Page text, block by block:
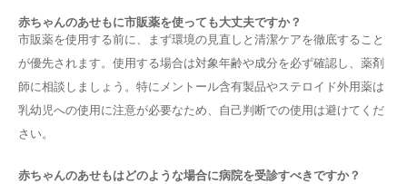
赤ちゃんのあせもに市販薬を使っても大丈夫ですか？
市販薬を使用する前に、まず環境の見直しと清潔ケアを徹底すること
が優先されます。使用する場合は対象年齢や成分を必ず確認し、薬剤
師に相談しましょう。特にメントール含有製品やステロイド外用薬は
乳幼児への使用に注意が必要なため、自己判断での使用は避けてくだ
さい。
赤ちゃんのあせもはどのような場合に病院を受診すべきですか？